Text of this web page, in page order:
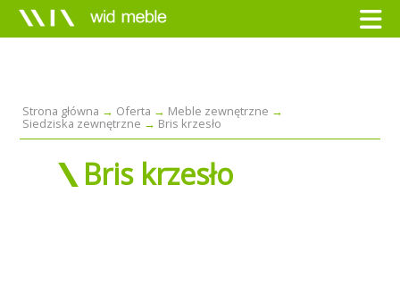
Strona główna Oferta Meble zewnętrzne
Siedziska zewnętrzne Bris krzesło
Bris krzesło